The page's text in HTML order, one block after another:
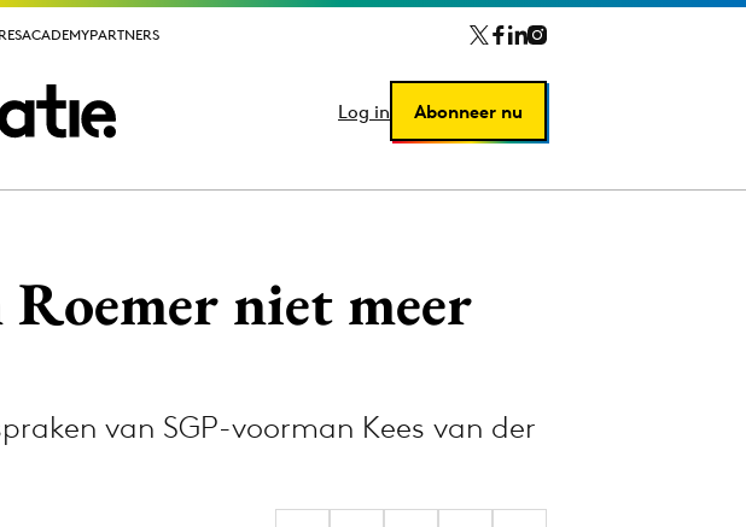
ACADEMYPARTNERS
Log in Abonneer nu
ACADEMYPARTNERS
Log in Abonneer nu
niet meer
van SGP-voorman Kees van der